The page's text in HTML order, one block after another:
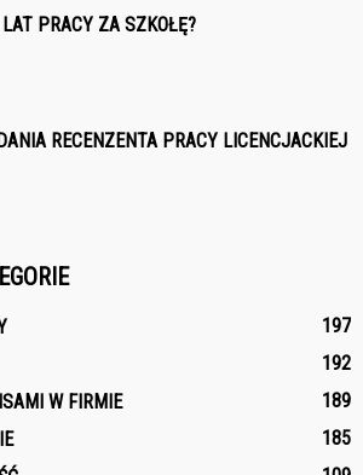
LAT PRACY ZA SZKOŁĘ?
RECENZENTA PRACY LICENCJACKIEJ
197
192
W FIRMIE
189
185